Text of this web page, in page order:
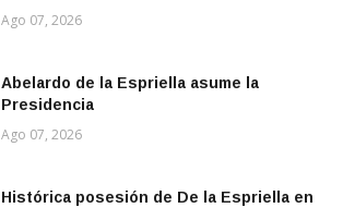
Ago 07, 2026
Abelardo de la Espriella asume la
Presidencia
Ago 07, 2026
Histórica posesión de De la Espriella en